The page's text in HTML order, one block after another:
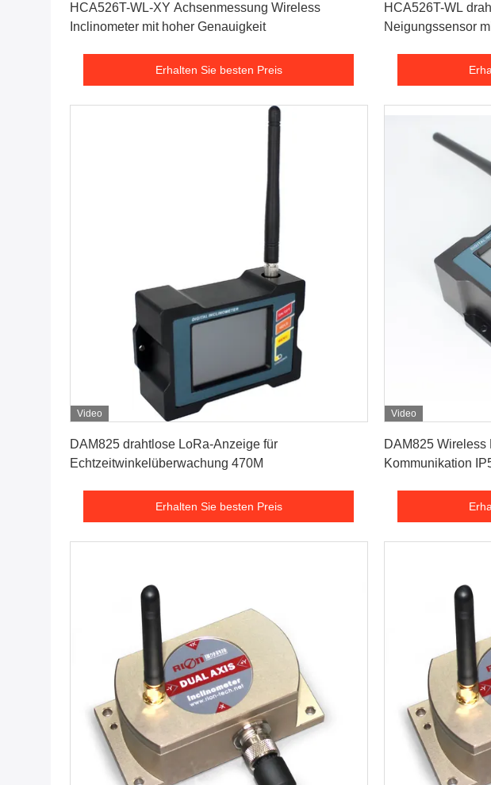
HCA526T-WL-XY Achsenmessung Wireless
Inclinometer mit hoher Genauigkeit
Erhalten Sie besten Preis
HCA526T-WL
Neigungssensor
Video
DAM825 drahtlose LoRa-Anzeige für
Echtzeitwinkelüberwachung 470M
Erhalten Sie besten Preis
Video
DAM825
Kommunikation